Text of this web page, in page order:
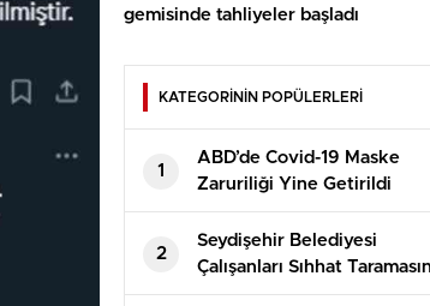
gemisinde tahliyeler başladı
KATEGORİNİN POPÜLERLERİ
1
ABD’de Covid-19 Maske
Zaruriliği Yine Getirildi
2
Seydişehir Belediyesi
Çalışanları Sıhhat
Geçti